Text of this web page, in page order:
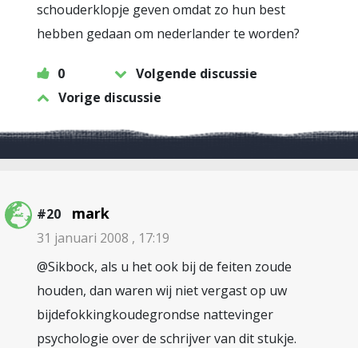
schouderklopje geven omdat zo hun best
hebben gedaan om nederlander te worden?
0
Volgende discussie
Vorige discussie
#20 mark
31 januari 2008 , 17:19
@Sikbock, als u het ook bij de feiten zoude
houden, dan waren wij niet vergast op uw
bijdefokkingkoudegrondse nattevinger
psychologie over de schrijver van dit stukje.